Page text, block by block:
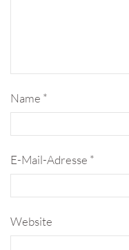
Name *
E-Mail-Adresse *
Website